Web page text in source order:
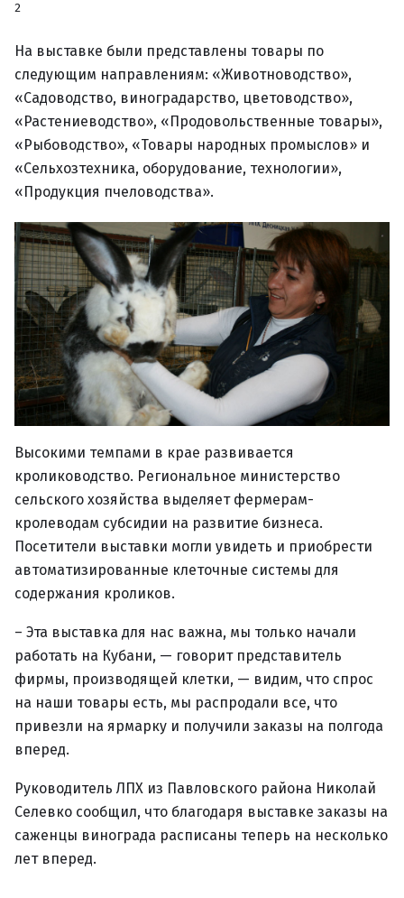
2
На выставке были представлены товары по
следующим направлениям: «Животноводство»,
«Садоводство, виноградарство, цветоводство»,
«Растениеводство», «Продовольственные товары»,
«Рыбоводство», «Товары народных промыслов» и
«Сельхозтехника, оборудование, технологии»,
«Продукция пчеловодства».
Высокими темпами в крае развивается
кролиководство. Региональное министерство
сельского хозяйства выделяет фермерам-
кролеводам субсидии на развитие бизнеса.
Посетители выставки могли увидеть и приобрести
автоматизированные клеточные системы для
содержания кроликов.
– Эта выставка для нас важна, мы только начали
работать на Кубани, — говорит представитель
фирмы, производящей клетки, — видим, что спрос
на наши товары есть, мы распродали все, что
привезли на ярмарку и получили заказы на полгода
вперед.
Руководитель ЛПХ из Павловского района Николай
Селевко сообщил, что благодаря выставке заказы на
саженцы винограда расписаны теперь на несколько
лет вперед.